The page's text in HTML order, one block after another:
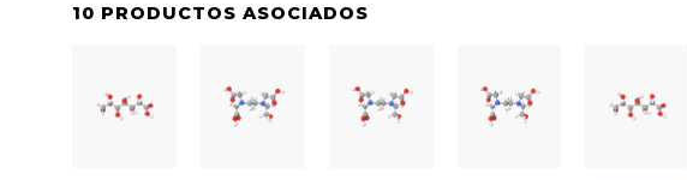
10 PRODUCTOS ASOCIADOS